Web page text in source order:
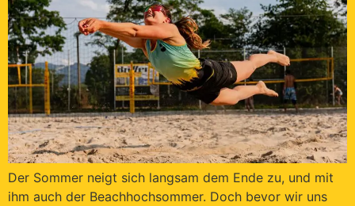
Der Sommer neigt sich langsam dem Ende zu, und mit
ihm auch der Beachhochsommer. Doch bevor wir uns